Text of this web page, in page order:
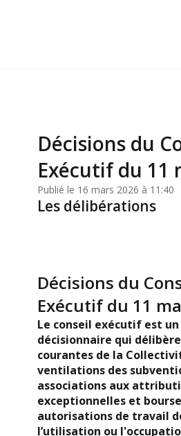
Décisions du
Exécutif du 11
Publié le 16 mars 2026 à 11:40
Les délibérations
Décisions du
Exécutif du 11
Le conseil exécutif est
décisionnaire qui
courantes de la
ventilations des
associations aux
exceptionnelles et
autorisations de travail
l’utilisation ou